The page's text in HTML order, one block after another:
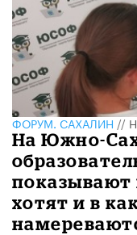
ФОРУМ. САХАЛИН//
На Южно-
показывают
хотят и в